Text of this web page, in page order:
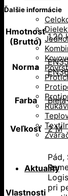
Aktuality
Ďalšie informácie
Hmotnosť
(Brutto)
1,20
Norma
Farba
Veľkosť 2 M
Vlastnosti
Pád,
pri